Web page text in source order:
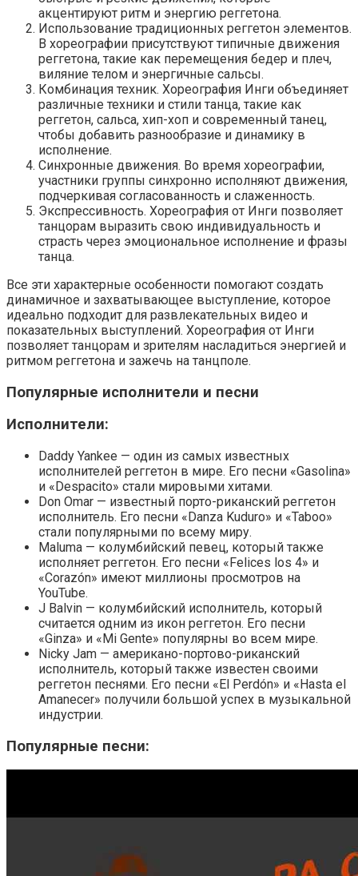
акцентируют ритм и энергию реггетона.
Использование традиционных реггетон элементов.
В хореографии присутствуют типичные движения
реггетона, такие как перемещения бедер и плеч,
виляние телом и энергичные сальсы.
Комбинация техник. Хореография Инги объединяет
различные техники и стили танца, такие как
реггетон, сальса, хип-хоп и современный танец,
чтобы добавить разнообразие и динамику в
исполнение.
Синхронные движения. Во время хореографии,
участники группы синхронно исполняют движения,
подчеркивая согласованность и слаженность.
Экспрессивность. Хореография от Инги позволяет
танцорам выразить свою индивидуальность и
страсть через эмоциональное исполнение и фразы
танца.
Все эти характерные особенности помогают создать
динамичное и захватывающее выступление, которое
идеально подходит для развлекательных видео и
показательных выступлений. Хореография от Инги
позволяет танцорам и зрителям насладиться энергией и
ритмом реггетона и зажечь на танцполе.
Популярные исполнители и песни
Исполнители:
Daddy Yankee — один из самых известных
исполнителей реггетон в мире. Его песни «Gasolina»
и «Despacito» стали мировыми хитами.
Don Omar — известный порто-риканский реггетон
исполнитель. Его песни «Danza Kuduro» и «Taboo»
стали популярными по всему миру.
Maluma — колумбийский певец, который также
исполняет реггетон. Его песни «Felices los 4» и
«Corazón» имеют миллионы просмотров на
YouTube.
J Balvin — колумбийский исполнитель, который
считается одним из икон реггетон. Его песни
«Ginza» и «Mi Gente» популярны во всем мире.
Nicky Jam — американо-портово-риканский
исполнитель, который также известен своими
реггетон песнями. Его песни «El Perdón» и «Hasta el
Amanecer» получили большой успех в музыкальной
индустрии.
Популярные песни: